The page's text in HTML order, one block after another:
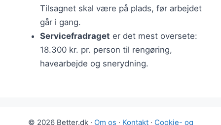
Tilsagnet skal være på plads, før arbejdet
går i gang.
Servicefradraget er det mest oversete:
18.300 kr. pr. person til rengøring,
havearbejde og snerydning.
© 2026 Better.dk · Om os · Kontakt· Cookie- og